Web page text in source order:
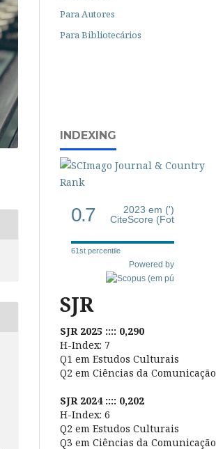
Para Autores
Para Bibliotecários
INDEXING
0.7
2023 em (')
CiteScore (Fot
61st percentile
Powered by
SJR
SJR 2025 :::: 0,290
H-Index: 7
Q1 em Estudos Culturais
Q2 em Ciências da Comunicação
SJR 2024 :::: 0,202
H-Index: 6
Q2 em Estudos Culturais
Q3 em Ciências da Comunicação